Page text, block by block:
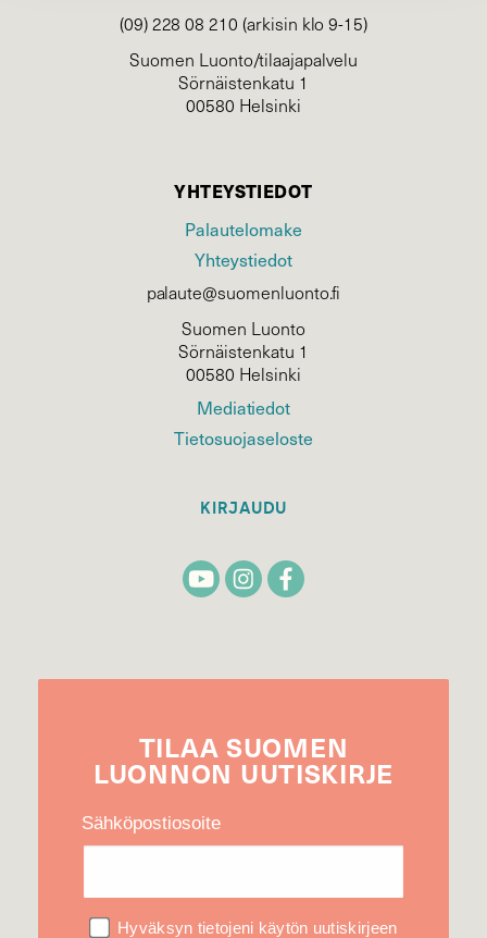
(09) 228 08 210 (arkisin klo 9-15)
Suomen Luonto/tilaajapalvelu
Sörnäistenkatu 1
00580 Helsinki
YHTEYSTIEDOT
Palautelomake
Yhteystiedot
palaute@suomenluonto.fi
Suomen Luonto
Sörnäistenkatu 1
00580 Helsinki
Mediatiedot
Tietosuojaseloste
KIRJAUDU
TILAA SUOMEN
LUONNON UUTIS­KIRJE
Sähköpostiosoite
Hyväksyn tietojeni käytön uutiskirjeen